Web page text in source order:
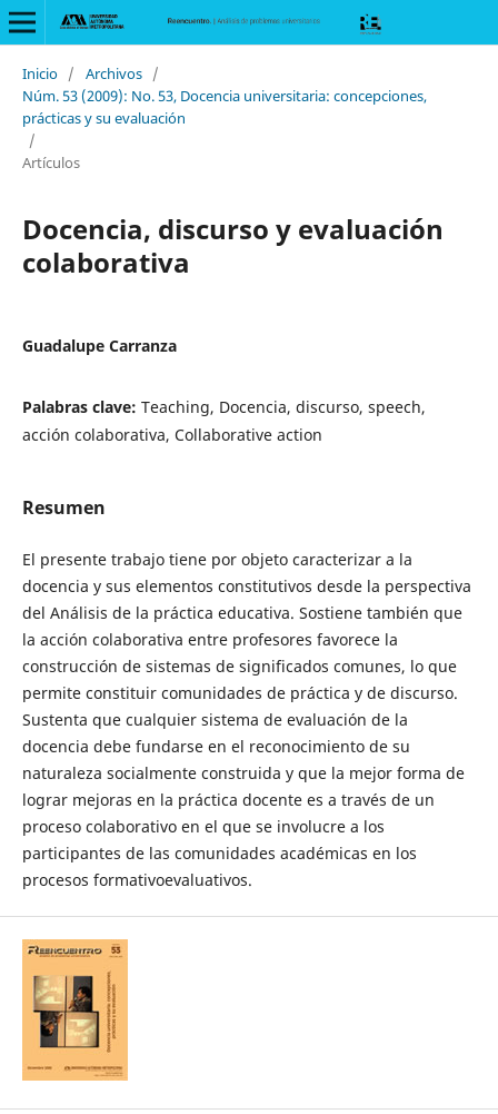
Inicio / Archivos /
Núm. 53 (2009): No. 53, Docencia universitaria: concepciones,
prácticas y su evaluación
/
Artículos
Docencia, discurso y evaluación
colaborativa
Guadalupe Carranza
Palabras clave: Teaching, Docencia, discurso, speech,
acción colaborativa, Collaborative action
Resumen
El presente trabajo tiene por objeto caracterizar a la
docencia y sus elementos constitutivos desde la perspectiva
del Análisis de la práctica educativa. Sostiene también que
la acción colaborativa entre profesores favorece la
construcción de sistemas de significados comunes, lo que
permite constituir comunidades de práctica y de discurso.
Sustenta que cualquier sistema de evaluación de la
docencia debe fundarse en el reconocimiento de su
naturaleza socialmente construida y que la mejor forma de
lograr mejoras en la práctica docente es a través de un
proceso colaborativo en el que se involucre a los
participantes de las comunidades académicas en los
procesos formativoevaluativos.